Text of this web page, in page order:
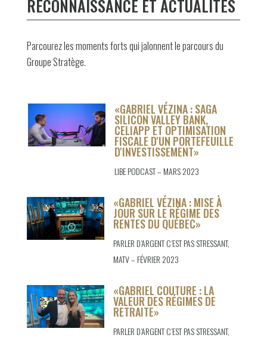
RECONNAISSANCE ET ACTUALITÉS
Parcourez les moments forts qui jalonnent le parcours du
Groupe Stratège.
«GABRIEL VÉZINA : SAGA
SILICON VALLEY BANK,
CELIAPP ET OPTIMISATION
FISCALE D'UN PORTEFEUILLE
D'INVESTISSEMENT»
LIBE PODCAST – MARS 2023
«GABRIEL VÉZINA : MISE À
JOUR SUR LE RÉGIME DES
RENTES DU QUÉBEC»
PARLER D’ARGENT C’EST PAS STRESSANT,
MATV – FÉVRIER 2023
«GABRIEL COUTURE : LA
VALEUR DES RÉGIMES DE
RETRAITE»
PARLER D’ARGENT C’EST PAS STRESSANT,